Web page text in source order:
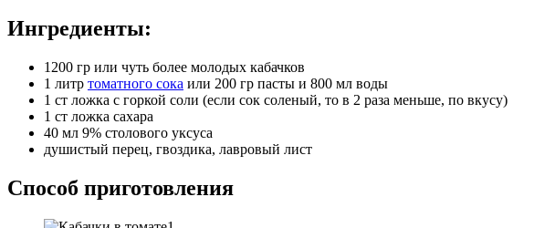
Ингредиенты:
1200 гр или чуть более молодых кабачков
1 литр томатного сока или 200 гр пасты и 800 мл воды
1 ст ложка с горкой соли (если сок соленый, то в 2 раза меньше, по вкусу)
1 ст ложка сахара
40 мл 9% столового уксуса
душистый перец, гвоздика, лавровый лист
Способ приготовления